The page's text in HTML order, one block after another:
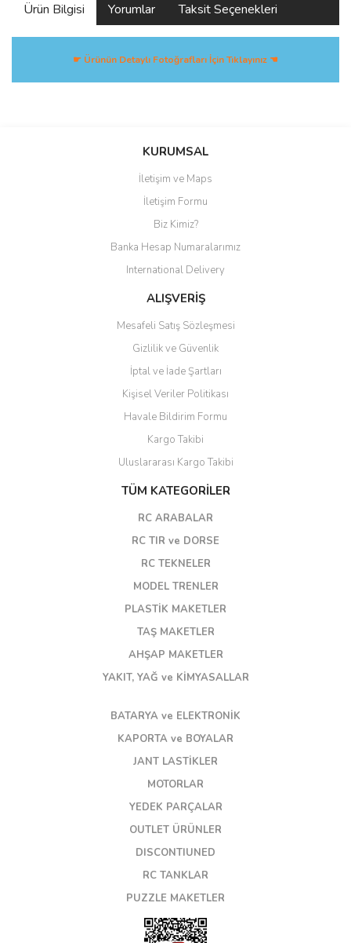
Ürün Bilgisi Yorumlar Taksit Seçenekleri
☛ Ürünün Detaylı Fotoğrafları İçin Tıklayınız ☚
Bu ürüne ilk yorumu siz yapın!
Yorum Yaz
KURUMSAL
İletişim ve Maps
İletişim Formu
Biz Kimiz?
Banka Hesap Numaralarımız
International Delivery
ALIŞVERİŞ
Mesafeli Satış Sözleşmesi
Gizlilik ve Güvenlik
İptal ve İade Şartları
Kişisel Veriler Politikası
Havale Bildirim Formu
Kargo Takibi
Uluslararası Kargo Takibi
TÜM KATEGORİLER
RC ARABALAR
RC TIR ve DORSE
RC TEKNELER
MODEL TRENLER
PLASTİK MAKETLER
TAŞ MAKETLER
AHŞAP MAKETLER
YAKIT, YAĞ ve KİMYASALLAR
BATARYA ve ELEKTRONİK
KAPORTA ve BOYALAR
JANT LASTİKLER
MOTORLAR
YEDEK PARÇALAR
OUTLET ÜRÜNLER
DISCONTIUNED
RC TANKLAR
PUZZLE MAKETLER